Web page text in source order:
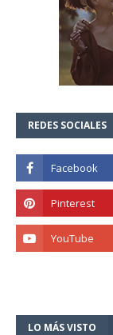
REDES SOCIALES
LO MÁS VISTO